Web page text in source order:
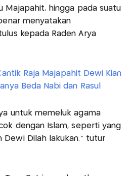
Majapahit, hingga pada suatu
menyatakan
kepada Raden Arya
Raja Majapahit Dewi Kian
Beda Nabi dan Rasul
untuk memeluk agama
dengan Islam, seperti yang
Dewi Dilah lakukan." tutur